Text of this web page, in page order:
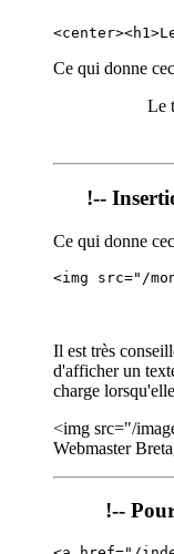
Ce qui donne
Le
!--
Ce qui donne
<img src="/
Il est très
d'afficher un
charge
<img src="/
Webmaster
!--